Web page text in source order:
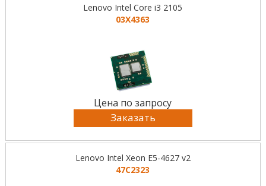
Lenovo Intel Core i3 2105
03X4363
Цена по запросу
Заказать
Lenovo Intel Xeon E5-4627 v2
47C2323